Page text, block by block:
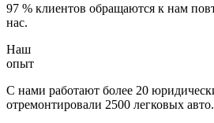
97 % клиентов обращаются к нам
нас.
Наш
опыт
С нами работают более 20
отремонтировали 2500 легковых авто.